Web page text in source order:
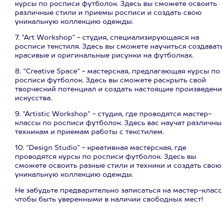
курсы по росписи футболок. Здесь вы сможете освоить
различные стили и приемы росписи и создать свою
уникальную коллекцию одежды.
7. "Art Workshop" - студия, специализирующаяся на
росписи текстиля. Здесь вы сможете научиться
красивые и оригинальные рисунки на футболках.
8. "Creative Space" - мастерская, предлагающая курсы по
росписи футболок. Здесь вы сможете раскрыть свой
творческий потенциал и создать настоящие
искусства.
9. "Artistic Workshop" - студия, где проводятся мастер-
классы по росписи футболок. Здесь вас научат
техникам и приемам работы с текстилем.
10. "Design Studio" - креативная мастерская, где
проводятся курсы по росписи футболок. Здесь вы
сможете освоить разные стили и техники и создать свою
уникальную коллекцию одежды.
Не забудьте предварительно записаться на мастер-
чтобы быть уверенными в наличии свободных мест!